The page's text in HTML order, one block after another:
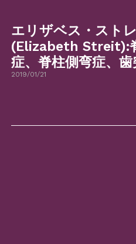
エリザベス・スト
(Elizabeth Streit):
症、脊柱側弯症、
2019/01/21